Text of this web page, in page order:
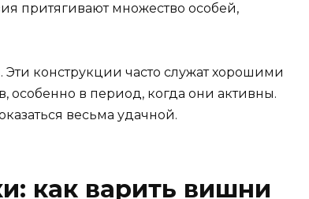
притягивают множество особей,
. Эти конструкции часто служат хорошими
особенно в период, когда они активны.
весьма удачной.
как варить вишни